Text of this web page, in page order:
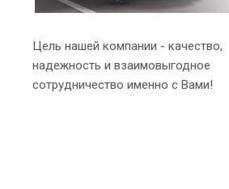
Цель нашей компании - качество,
надежность и взаимовыгодное
сотрудничество именно с Вами!